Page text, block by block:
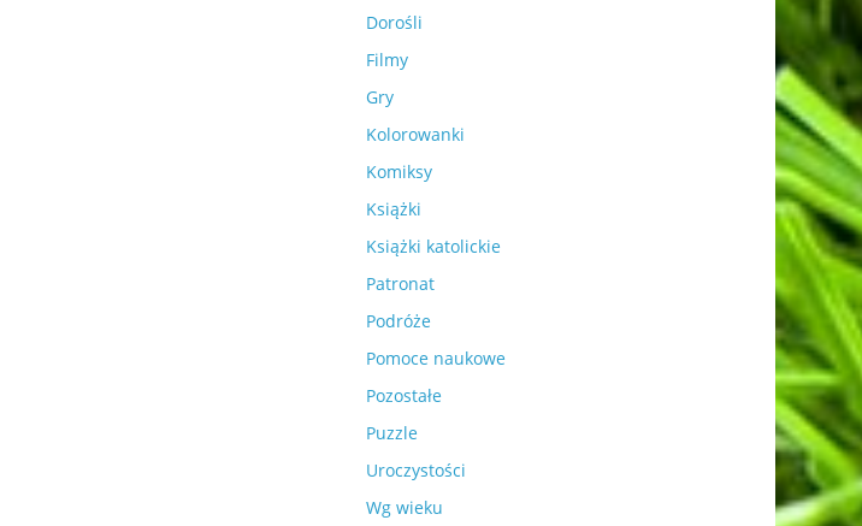
Dorośli
Filmy
Gry
Kolorowanki
Komiksy
Książki
Książki katolickie
Patronat
Podróże
Pomoce naukowe
Pozostałe
Puzzle
Uroczystości
Wg wieku